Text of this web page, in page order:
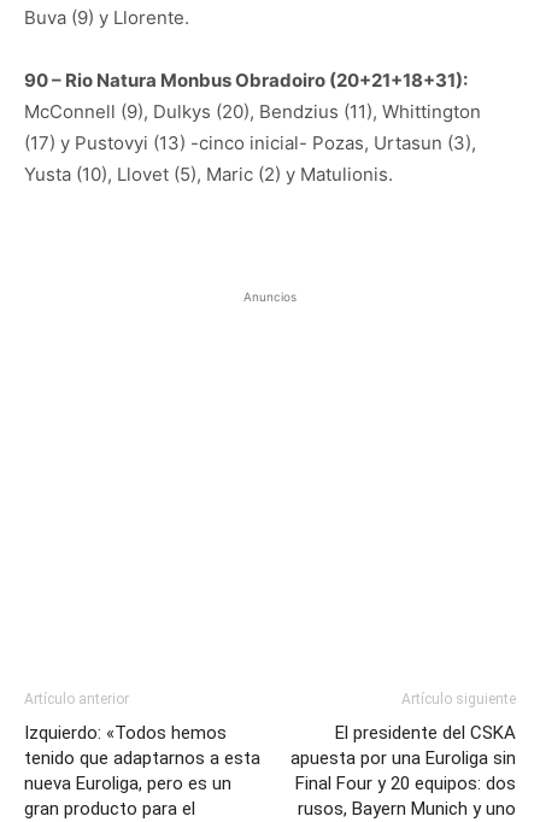
Buva (9) y Llorente.
90 – Rio Natura Monbus Obradoiro (20+21+18+31):
McConnell (9), Dulkys (20), Bendzius (11), Whittington
(17) y Pustovyi (13) -cinco inicial- Pozas, Urtasun (3),
Yusta (10), Llovet (5), Maric (2) y Matulionis.
Anuncios
Artículo anterior
Izquierdo: «Todos hemos
tenido que adaptarnos a esta
nueva Euroliga, pero es un
gran producto para el
Artículo siguiente
El presidente del CSKA
apuesta por una Euroliga sin
Final Four y 20 equipos: dos
rusos, Bayern Munich y uno